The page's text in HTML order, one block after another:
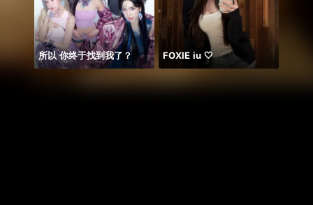
所以 你终于找到我了？ FOXIE iu 🤍